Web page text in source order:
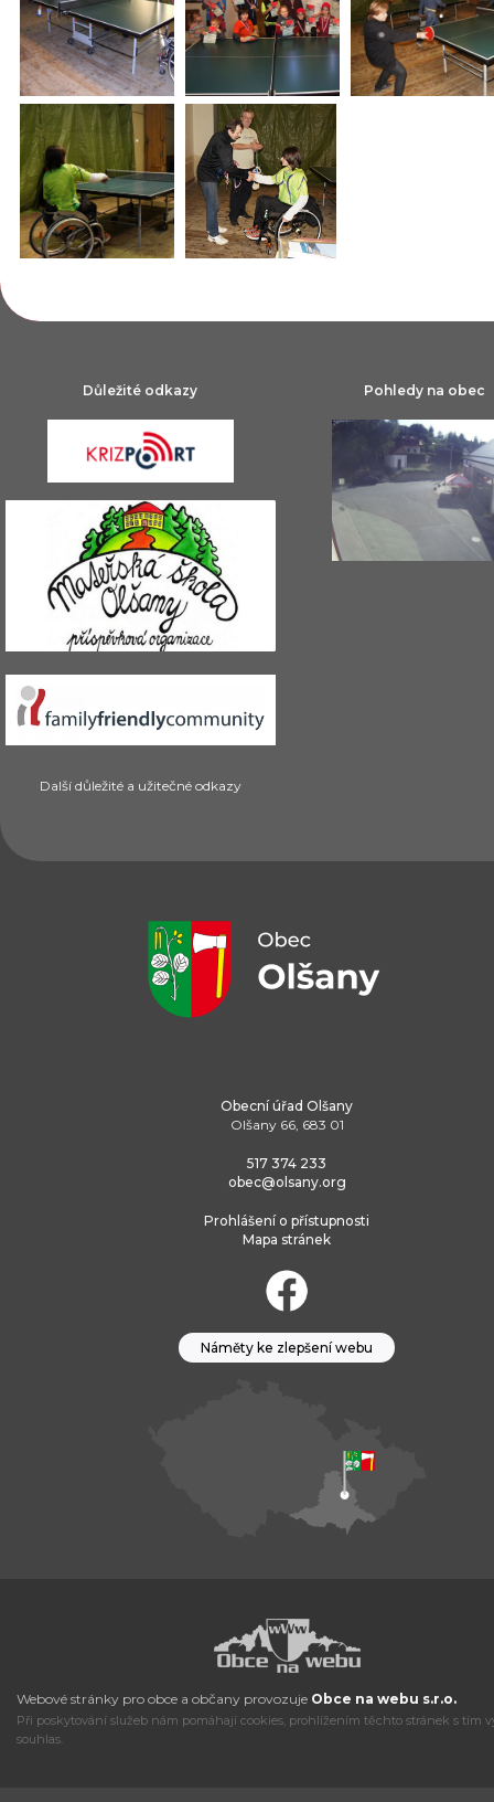
Důležité odkazy
Další důležité a užitečné odkazy
Pohledy na obec
Obecní úřad Olšany
Olšany 66, 683 01
517 374 233
obec@olsany.org
Prohlášení o přístupnosti
Mapa stránek
Náměty ke zlepšení webu
Webové stránky pro obce a občany provozuje Obce na webu s.r.o.
Při poskytování služeb nám pomáhají cookies, prohlížením těchto stránek s tím
souhlas.